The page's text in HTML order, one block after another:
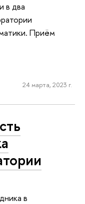
в два
Приём
24 марта, 2023 г.
в